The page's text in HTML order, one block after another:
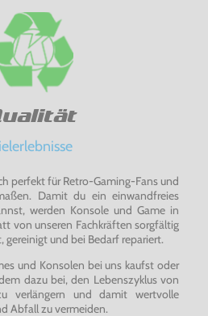
perfekt für Retro-Gaming-Fans und
Damit du ein einwandfreies
werden Konsole und Game in
von unseren Fachkräften sorgfältig
und bei Bedarf repariert.
und Konsolen bei uns kaufst oder
dazu bei, den Lebenszyklus von
verlängern und damit wertvolle
Abfall zu vermeiden.